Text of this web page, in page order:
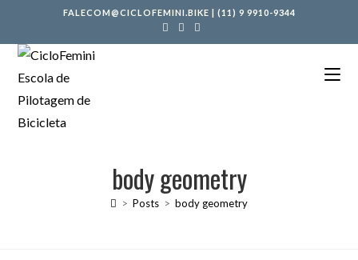
FALECOM@CICLOFEMINI.BIKE | (11) 9 9910-9344
body geometry
> Posts > body geometry